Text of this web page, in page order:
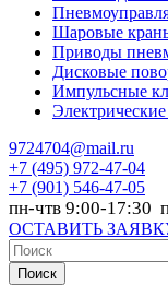
Шаровые
Приводы
Дисковые
Импульсные
9724704@mail.ru
+7 (495) 972-47-04
+7 (901) 546-47-05
пн-чтв 9:00-17:30
ОСТАВИТЬ
Поиск